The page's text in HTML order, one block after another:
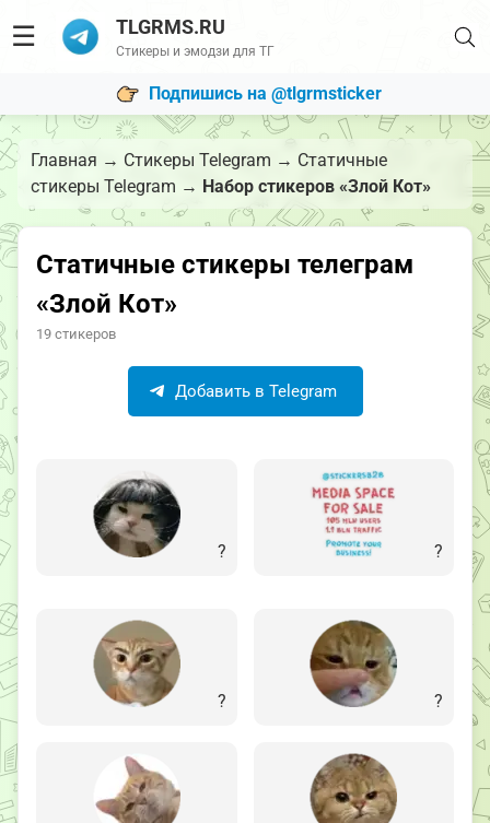
☰ TLGRMS.RU
Стикеры и эмодзи для ТГ
Подпишись на @tlgrmsticker
Главная → Стикеры Telegram → Статичные
стикеры Telegram → Набор стикеров «Злой Кот»
Статичные стикеры телеграм
«Злой Кот»
19 стикеров
Добавить в Telegram
? ?
? ?